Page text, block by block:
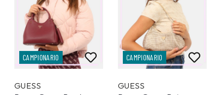
CAMPIONARIO
GUESS
CAMPIONARIO
GUESS